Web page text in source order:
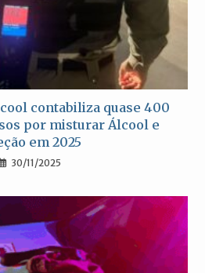
contabiliza quase 400
por misturar Álcool e
em 2025
30/11/2025